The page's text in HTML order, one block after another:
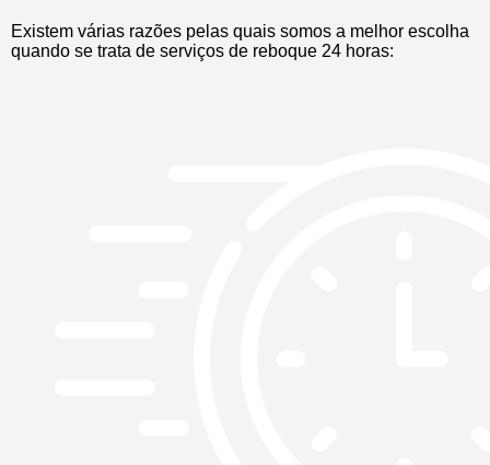
Existem várias razões pelas quais somos a melhor escolha
quando se trata de serviços de reboque 24 horas: